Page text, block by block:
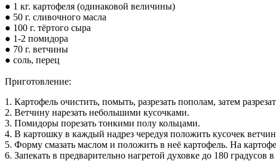
● 1 кг. картофеля (одинаковой величины)
● 50 г. сливочного масла
● 100 г. тёртого сыра
● 1-2 помидора
● 70 г. ветчины
● соль, перец
Приготовление:
1. Картофель очистить, помыть, разрезать пополам, затем
2. Ветчину нарезать небольшими кусочками.
3. Помидоры порезать тонкими полу кольцами.
4. В картошку в каждый надрез чередуя положить кусочек
5. Форму смазать маслом и положить в неё картофель. На
6. Запекать в предварительно нагретой духовке до 180